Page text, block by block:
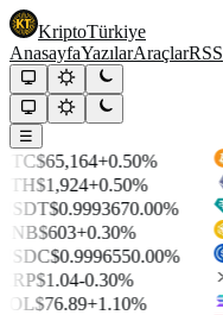
KriptoTürkiye
AnasayfaYazılarAraçlarRSS
☰
$65,164+0.50%
$1,924+0.50%
$0.9993670.00%
$603+0.30%
$0.9996550.00%
$1.04-0.30%
$76.89+1.10%